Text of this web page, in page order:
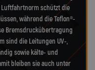
Luftfahrtnorm schützt die
während die Teflon®-
Bremsdruckübertragung
sind die Leitungen UV-,
sowie kälte- und
bleiben sie auch unter